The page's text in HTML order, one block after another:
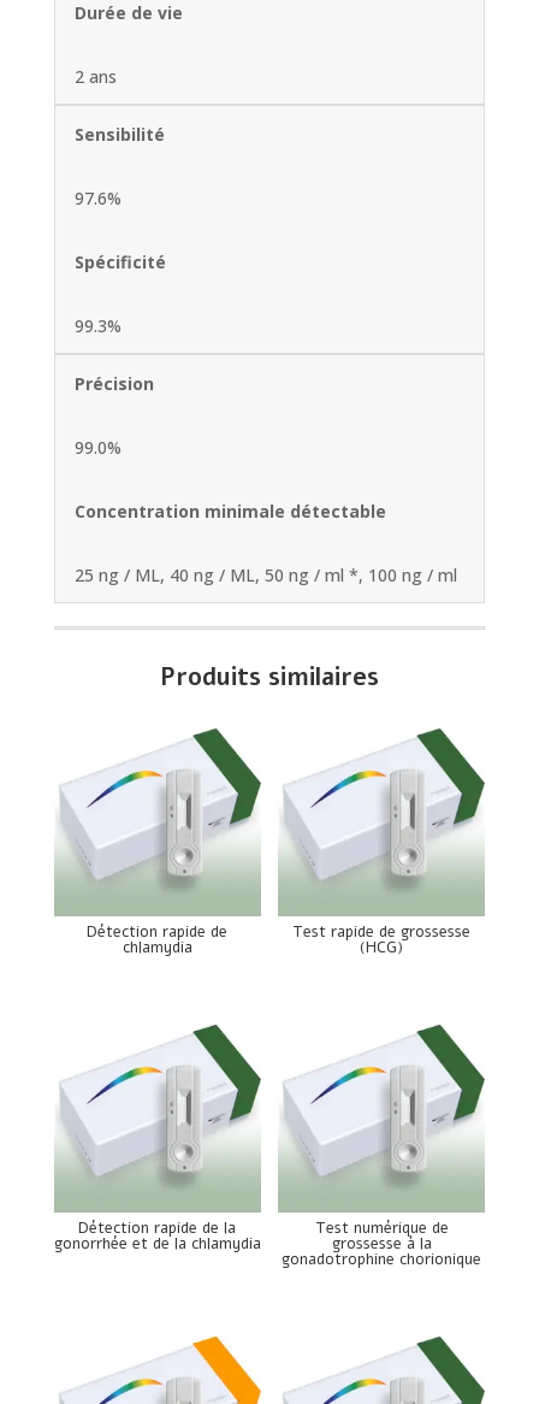
Durée de vie
2 ans
Sensibilité
97.6%
Spécificité
99.3%
Précision
99.0%
Concentration minimale détectable
25 ng / ML, 40 ng / ML, 50 ng / ml *, 100 ng / ml
Produits similaires
Détection rapide de
chlamydia
Test rapide de grossesse
(HCG)
Détection rapide de la
gonorrhée et de la chlamydia
Test numérique de
grossesse à la
gonadotrophine chorionique